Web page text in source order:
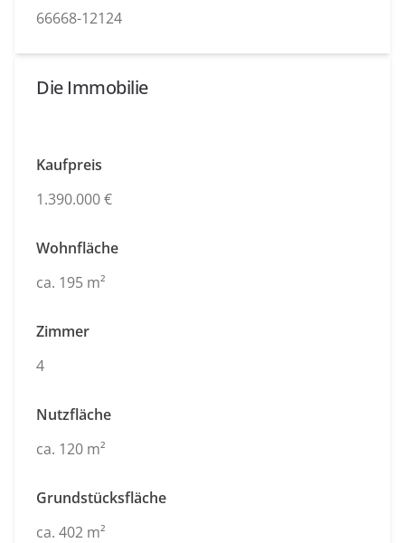
66668-12124
Die Immobilie
Kaufpreis
1.390.000 €
Wohnfläche
ca. 195 m²
Zimmer
4
Nutzfläche
ca. 120 m²
Grundstücksfläche
ca. 402 m²